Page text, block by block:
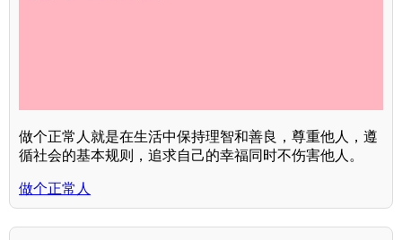
做个正常人就是在生活中保持理智和善良，尊重他人，遵
循社会的基本规则，追求自己的幸福同时不伤害他人。
做个正常人